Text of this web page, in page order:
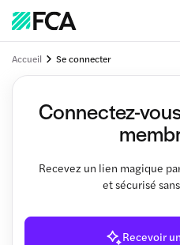
Accueil Se connecter
Connectez-
Recevez un lien magique
et sécurisé
Recevoir